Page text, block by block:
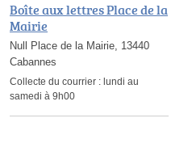
Boîte aux lettres Place de la
Mairie
Null Place de la Mairie, 13440
Cabannes
Collecte du courrier : lundi au
samedi à 9h00